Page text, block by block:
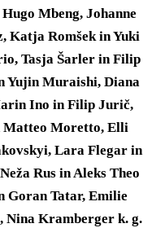
Mbeng, Johanne
Katja Romšek in Yuki
Tasja Šarler in Filip
Yujin Muraishi, Diana
Ino in Filip Jurič,
Matteo Moretto, Elli
Lara Flegar in
Rus in Aleks Theo
Goran Tatar, Emilie
Nina Kramberger k. g.